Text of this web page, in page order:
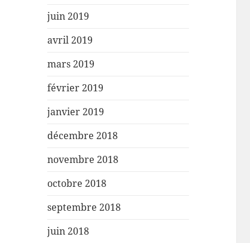
juin 2019
avril 2019
mars 2019
février 2019
janvier 2019
décembre 2018
novembre 2018
octobre 2018
septembre 2018
juin 2018